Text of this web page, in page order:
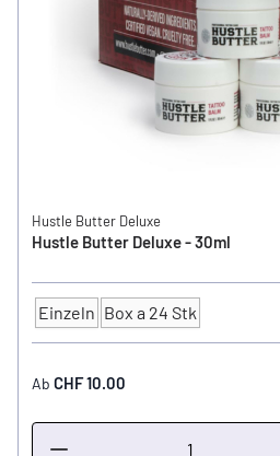
Hustle Butter Deluxe
Hustle Butter Deluxe - 30ml
Anzahl
Einzeln Box a 24 Stk
Ab CHF 10.00